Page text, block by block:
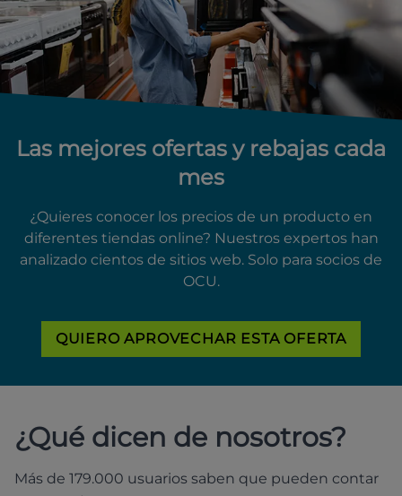
Las mejores ofertas y rebajas cada
mes
¿Quieres conocer los precios de un producto en
diferentes tiendas online? Nuestros expertos han
analizado cientos de sitios web. Solo para socios de
OCU.
QUIERO APROVECHAR ESTA OFERTA
¿Qué dicen de nosotros?
Más de 179.000 usuarios saben que pueden contar